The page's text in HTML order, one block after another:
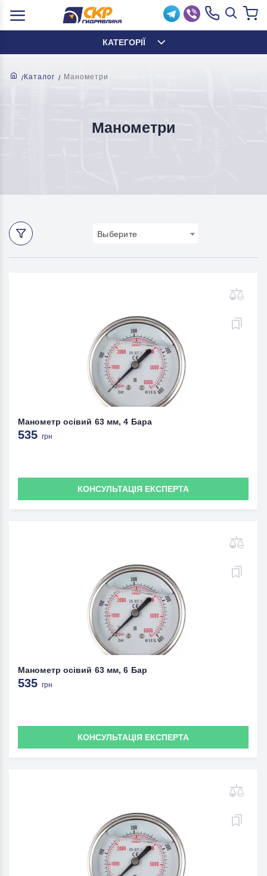
КАТЕГОРІЇ
Каталог Манометри
Манометри
Выберите
Манометр осівий 63 мм, 4 Бара
535 грн
КОНСУЛЬТАЦІЯ ЕКСПЕРТА
Манометр осівий 63 мм, 6 Бар
535 грн
КОНСУЛЬТАЦІЯ ЕКСПЕРТА